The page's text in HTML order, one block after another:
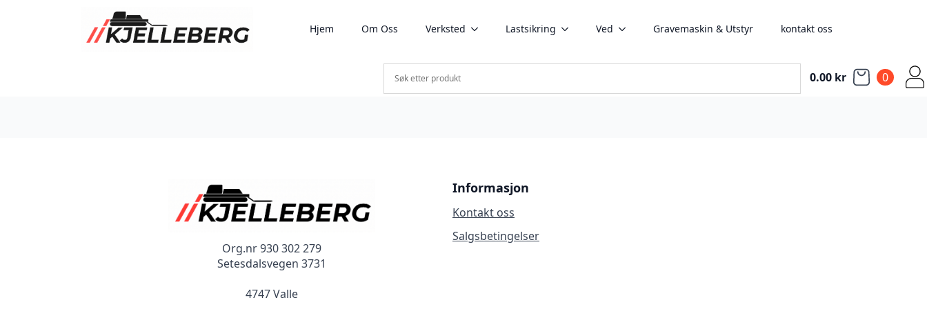
Hjem Om Oss Verksted Lastsikring Ved Gravemaskin & Utstyr kontakt oss
0.00 kr 0
Org.nr 930 302 279
Setesdalsvegen 3731
4747 Valle
Informasjon
Kontakt oss
Salgsbetingelser